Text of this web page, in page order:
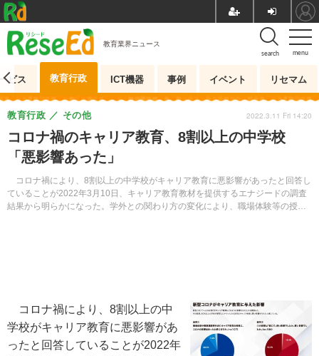
menu
search
教育業界ニュース
ビス 教育行政 ICT機器 事例 イベント リセマム
コロナ禍のキャリア教育、8割以上の中学校
「悪影響あった」
コロナ禍により、8割以上の中学校がキャリア教育に悪影響があったと回答し
ていることが2022年3月10日、キャリア教育教材を提供するエナジードの調査
結果から明らかになった。学外との関わり方の変化により、職場体験等の授業
教育行政 その他 2022.3.11 Fri 14:20
コロナ禍により、8割以上の中
学校がキャリア教育に悪影響があ
ったと回答していることが2022年